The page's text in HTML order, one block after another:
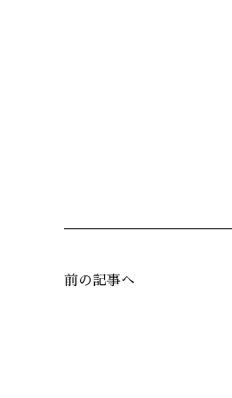
前の記事へ